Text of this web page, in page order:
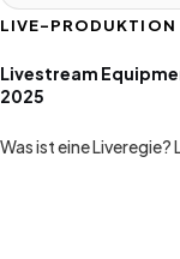
LIVE-PRODUKTION
Livestream
2025
Was ist eine